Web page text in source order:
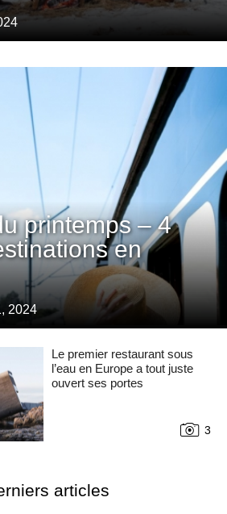
printemps – 4
en
2024
Le premier restaurant sous
l’eau en Europe a tout juste
ouvert ses portes
3
articles